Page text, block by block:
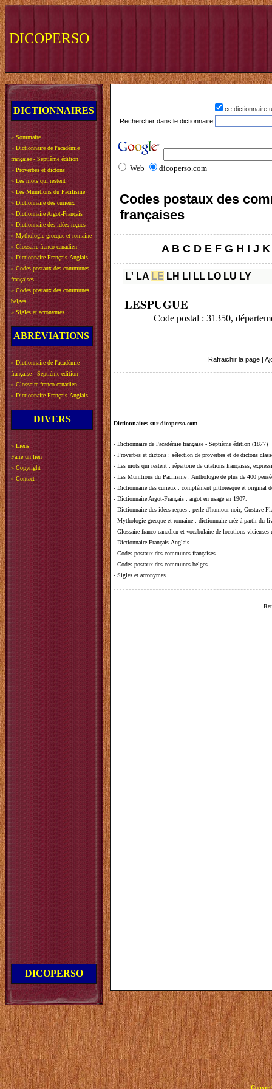
DICOPERSO
DICTIONNAIRES
» Sommaire
» Dictionnaire de l'académie
française - Septième édition
» Proverbes et dictons
» Les mots qui restent
» Les Munitions du Pacifisme
» Dictionnaire des curieux
» Dictionnaire Argot-Français
» Dictionnaire des idées reçues
» Mythologie grecque et romaine
» Glossaire franco-canadien
» Dictionnaire Français-Anglais
» Codes postaux des communes
françaises
» Codes postaux des communes
belges
» Sigles et acronymes
ABRÉVIATIONS
» Dictionnaire de l'académie
française - Septième édition
» Glossaire franco-canadien
» Dictionnaire Français-Anglais
DIVERS
» Liens
Faire un lien
» Copyright
» Contact
DICOPERSO
ce dictionnaire
Rechercher dans le dictionnaire
Web dicoperso.com
Codes postaux des
françaises
A B C D E F G H I J K
L' LA LE LH LI LL LO LU LY
LESPUGUE
Code postal : 31350,
Rafraichir la page
Dictionnaires sur dicoperso.com
- Dictionnaire de l'académie française - Septième édition (1877)
- Proverbes et dictons : sélection de proverbes et de dictons
- Les mots qui restent : répertoire de citations françaises,
- Les Munitions du Pacifisme : Anthologie de plus de 400
- Dictionnaire des curieux : complément pittoresque et original
- Dictionnaire Argot-Français : argot en usage en 1907.
- Dictionnaire des idées reçues : perle d'humour noir, Gustave
- Mythologie grecque et romaine : dictionnaire créé à partir du
- Glossaire franco-canadien et vocabulaire de locutions vicieuses
- Dictionnaire Français-Anglais
- Codes postaux des communes françaises
- Codes postaux des communes belges
- Sigles et acronymes